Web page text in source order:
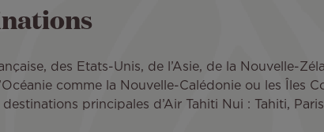
des Etats-Unis, de l’Asie, de la Nouvelle-
comme la Nouvelle-Calédonie ou les Îles
principales d’Air Tahiti Nui : Tahiti,